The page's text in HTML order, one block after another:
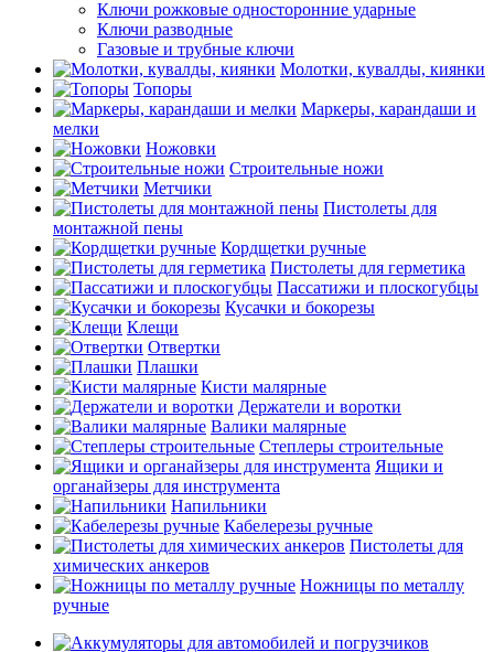
Ключи рожковые односторонние ударные
Ключи разводные
Газовые и трубные ключи
Молотки, кувалды, киянки
Топоры
Маркеры, карандаши и
мелки
Ножовки
Строительные ножи
Метчики
Пистолеты для
монтажной пены
Кордщетки ручные
Пистолеты для герметика
Пассатижи и плоскогубцы
Кусачки и бокорезы
Клещи
Отвертки
Плашки
Кисти малярные
Держатели и воротки
Валики малярные
Степлеры строительные
Ящики и
органайзеры для инструмента
Напильники
Кабелерезы ручные
Пистолеты для
химических анкеров
Ножницы по металлу
ручные